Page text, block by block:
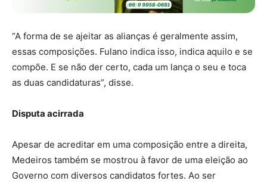
“A forma de se ajeitar as alianças é geralmente assim,
essas composições. Fulano indica isso, indica aquilo e se
compõe. E se não der certo, cada um lança o seu e toca
as duas candidaturas”, disse.
Disputa acirrada
Apesar de acreditar em uma composição entre a direita,
Medeiros também se mostrou à favor de uma eleição ao
Governo com diversos candidatos fortes. Ao ser